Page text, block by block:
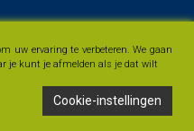
uw ervaring te verbeteren. We gaan
je kunt je afmelden als je dat wilt
Cookie-instellingen